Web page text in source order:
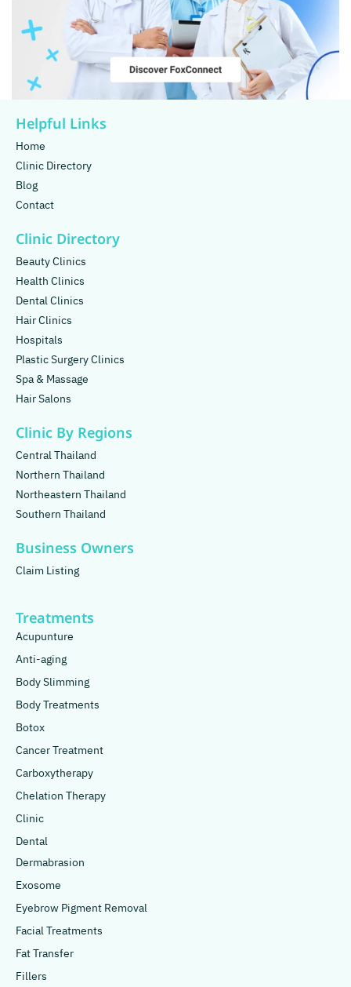
Helpful Links
Home
Clinic Directory
Blog
Contact
Clinic Directory
Beauty Clinics
Health Clinics
Dental Clinics
Hair Clinics
Hospitals
Plastic Surgery Clinics
Spa & Massage
Hair Salons
Clinic By Regions
Central Thailand
Northern Thailand
Northeastern Thailand
Southern Thailand
Business Owners
Claim Listing
Treatments
Acupunture
Anti-aging
Body Slimming
Body Treatments
Botox
Cancer Treatment
Carboxytherapy
Chelation Therapy
Clinic
Dental
Dermabrasion
Exosome
Eyebrow Pigment Removal
Facial Treatments
Fat Transfer
Fillers